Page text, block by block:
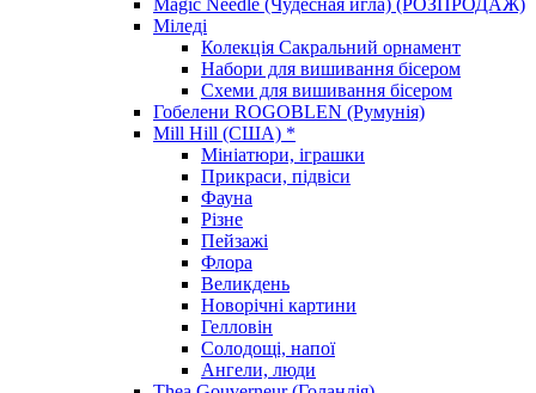
Міледі
Колекція Сакральний орнамент
Набори для вишивання бісером
Схеми для вишивання бісером
Гобелени ROGOBLEN (Румунія)
Mill Hill (США) *
Мініатюри, іграшки
Прикраси, підвіси
Фауна
Різне
Пейзажі
Флора
Великдень
Новорічні картини
Гелловін
Солодощі, напої
Ангели, люди